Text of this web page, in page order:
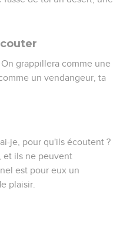
grappillera comme une
un vendangeur, ta
je, pour qu'ils écoutent ?
et ils ne peuvent
est pour eux un
plaisir.